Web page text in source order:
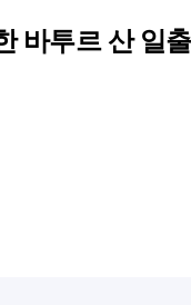
바투르 산 일